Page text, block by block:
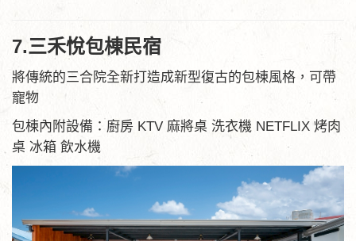
7.三禾悅包棟民宿
將傳統的三合院全新打造成新型復古的包棟風格，可帶
寵物
包棟內附設備：廚房 KTV 麻將桌 洗衣機 NETFLIX 烤肉
桌 冰箱 飲水機